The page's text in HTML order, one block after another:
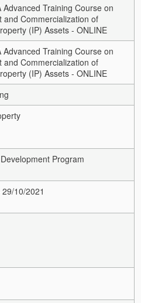
Advanced Training Course on
and Commercialization of
(IP) Assets - ONLINE
Advanced Training Course on
and Commercialization of
(IP) Assets - ONLINE
Program
10/2021